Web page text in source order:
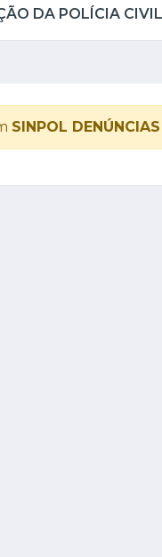
SINPOL DENÚNCIAS